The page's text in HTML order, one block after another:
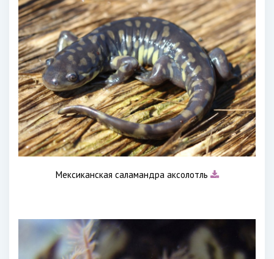
Мексиканская саламандра аксолотль